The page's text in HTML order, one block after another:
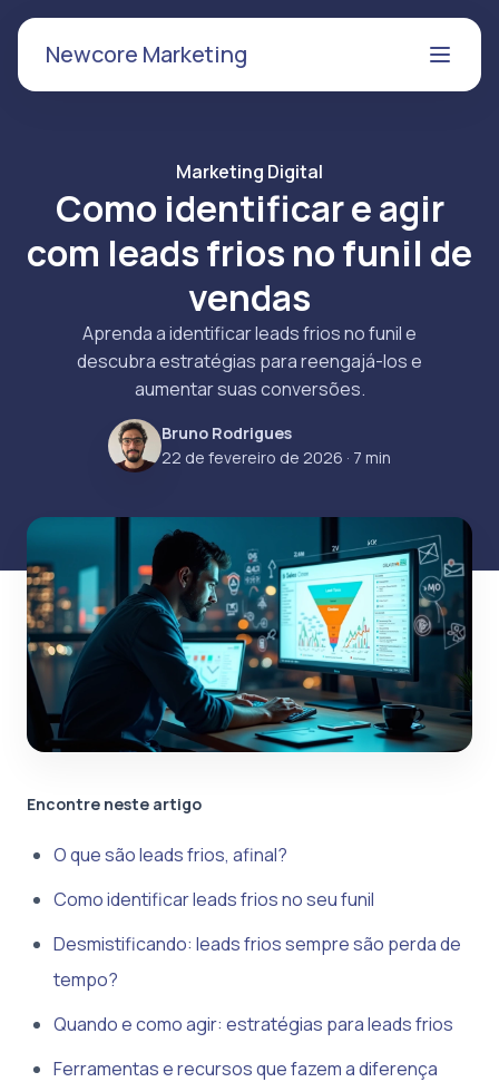
Newcore Marketing
Marketing Digital
Como identificar e agir
com leads frios no funil de
vendas
Aprenda a identificar leads frios no funil e
descubra estratégias para reengajá-los e
aumentar suas conversões.
Bruno Rodrigues
22 de fevereiro de 2026 · 7 min
Encontre neste artigo
O que são leads frios, afinal?
Como identificar leads frios no seu funil
Desmistificando: leads frios sempre são perda de
tempo?
Quando e como agir: estratégias para leads frios
Ferramentas e recursos que fazem a diferença